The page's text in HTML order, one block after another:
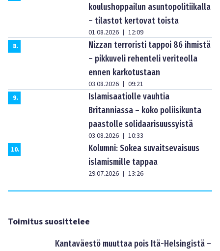
koulushoppailun asuntopolitiikalla
– tilastot kertovat toista
01.08.2026 | 12:09
8.
Nizzan terroristi tappoi 86 ihmistä
– pikkuveli rehenteli veriteolla
ennen karkotustaan
03.08.2026 | 09:21
9.
Islamisaatiolle vauhtia
Britanniassa – koko poliisikunta
paastolle solidaarisuussyistä
03.08.2026 | 10:33
10.
Kolumni: Sokea suvaitsevaisuus
islamismille tappaa
29.07.2026 | 13:26
Toimitus suosittelee
Kantaväestö muuttaa pois Itä-Helsingistä –